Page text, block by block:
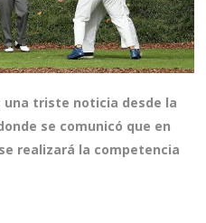
una triste noticia desde la
se comunicó que en
realizará la competencia